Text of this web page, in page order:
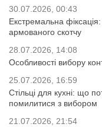
30.07.2026, 00:43
Екстремальна
армованого скотчу
28.07.2026, 14:08
Особливості вибору
25.07.2026, 16:59
Стільці для кухні: що
помилитися з вибором
21.07.2026, 21:54